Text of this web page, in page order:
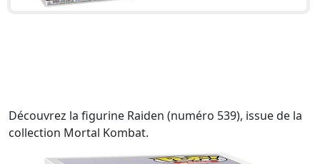
Découvrez la figurine Raiden (numéro 539), issue de la
collection Mortal Kombat.